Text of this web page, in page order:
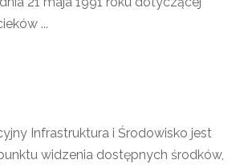
...
Infrastruktura i Środowisko jest
widzenia dostępnych środków,